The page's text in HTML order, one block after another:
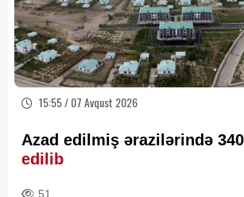
15:55 / 07 Avqust 2026
Azad edilmiş ərazilərində
edilib
51